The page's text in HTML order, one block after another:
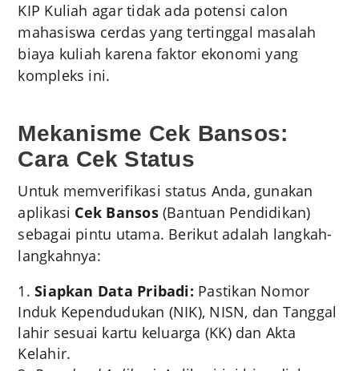
KIP Kuliah agar tidak ada potensi calon
mahasiswa cerdas yang tertinggal masalah
biaya kuliah karena faktor ekonomi yang
kompleks ini.
Mekanisme Cek Bansos:
Cara Cek Status
Untuk memverifikasi status Anda, gunakan
aplikasi Cek Bansos(Bantuan Pendidikan)
sebagai pintu utama. Berikut adalah langkah-
langkahnya:
Siapkan Data Pribadi: Pastikan Nomor
Induk Kependudukan (NIK), NISN, dan Tanggal
lahir sesuai kartu keluarga (KK) dan Akta
Kelahir.